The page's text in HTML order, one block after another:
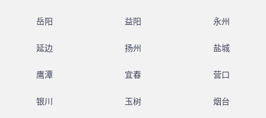
岳阳 益阳 永州
延边 扬州 盐城
鹰潭 宜春 营口
银川 玉树 烟台